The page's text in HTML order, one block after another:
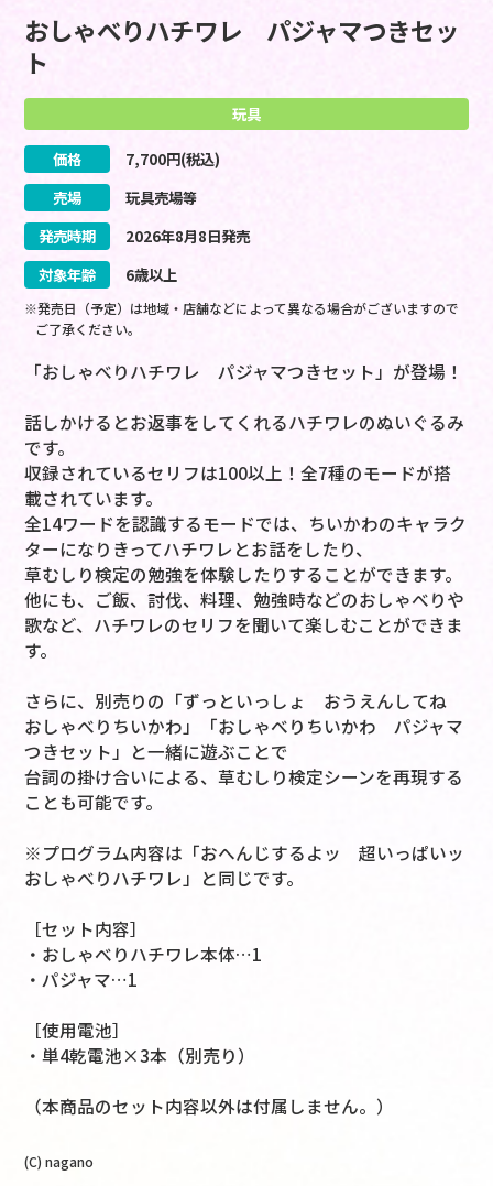
おしゃべりハチワレ パジャマつきセッ
ト
玩具
価格 7,700円(税込)
売場
玩具売場等
発売時期
2026年8月8日発売
対象年齢
6歳以上
※発売日（予定）は地域・店舗などによって異なる場合がございますので
ご了承ください。
「おしゃべりハチワレ パジャマつきセット」が登場！
話しかけるとお返事をしてくれるハチワレのぬいぐるみ
です。
収録されているセリフは100以上！全7種のモードが搭
載されています。
全14ワードを認識するモードでは、ちいかわのキャラク
ターになりきってハチワレとお話をしたり、
草むしり検定の勉強を体験したりすることができます。
他にも、ご飯、討伐、料理、勉強時などのおしゃべりや
歌など、ハチワレのセリフを聞いて楽しむことができま
す。
さらに、別売りの「ずっといっしょ おうえんしてね
おしゃべりちいかわ」「おしゃべりちいかわ パジャマ
つきセット」と一緒に遊ぶことで
台詞の掛け合いによる、草むしり検定シーンを再現する
ことも可能です。
※プログラム内容は「おへんじするよッ 超いっぱいッ
おしゃべりハチワレ」と同じです。
［セット内容］
・おしゃべりハチワレ本体…1
・パジャマ…1
［使用電池］
・単4乾電池×3本（別売り）
（本商品のセット内容以外は付属しません。）
(C) nagano